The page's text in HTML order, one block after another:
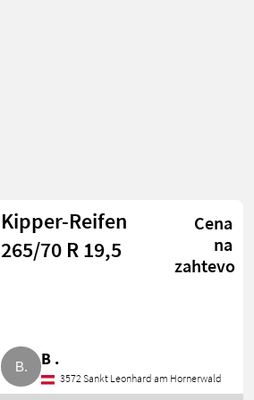
Kipper-Reifen
265/70 R 19,5
Cena
na
zahtevo
B .
3572 Sankt Leonhard am Hornerwald